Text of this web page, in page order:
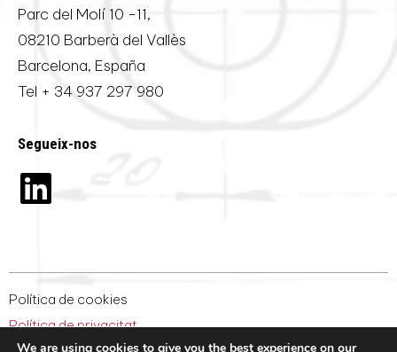
Parc del Molí 10 -11,
08210 Barberà del Vallès
Barcelona, España
Tel + 34 937 297 980
Segueix-nos
Política de cookies
Política de privacitat
We are using cookies to give you the best experience on our